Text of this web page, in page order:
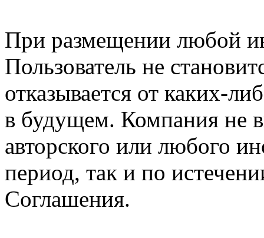
При размещении любой
Пользователь не
отказывается от каких-
в будущем. Компания не
авторского или любого
период, так и по
Соглашения.